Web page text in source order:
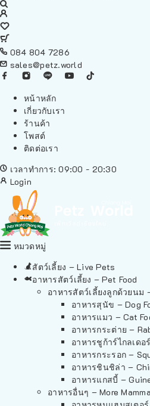
084 804 7286
sales@petz.world
หน้าหลัก
เกี่ยวกับเรา
ร้านค้า
โพสต์
ติดต่อเรา
เวลาทำการ: 09:00 - 20:30
Login
หมวดหมู่
สัตว์เลี้ยง – Live Pets
อาหารสัตว์เลี้ยง – Pet Food
อาหารสัตว์เลี้ยงลูกด้วยนม
อาหารสุนัข – Dog
อาหารแมว – Cat
อาหารกระต่าย –
อาหารชูก้าร์ไกลเดอ
อาหารกระรอก –
อาหารชินชิล่า –
อาหารแกสบี้ –
อาหารอื่นๆ – More